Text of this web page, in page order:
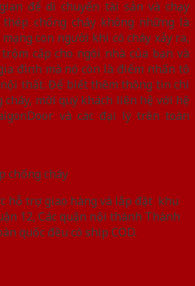
để di chuyển tài sản và chạy
chống cháy không những là
con người khi có cháy xảy ra,
cấp cho ngôi nhà của bạn và
đình mà nó còn là điểm nhấn tô
thất. Để biết thêm thông tin chi
mời quý khách liên hệ với hệ
và các đại lý trên toàn
chống cháy
hỗ trợ giao hàng và lắp đặt khu
12, Các quận nội thành Thành
quốc đều có ship COD.